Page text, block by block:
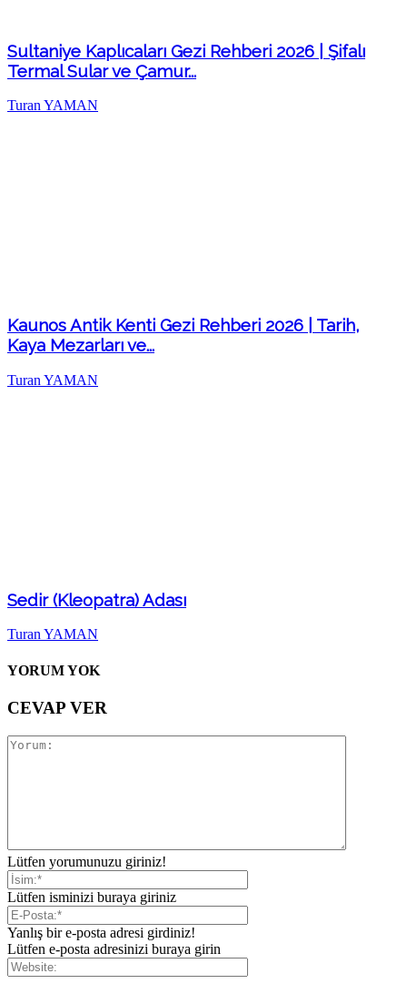
Sultaniye Kaplıcaları Gezi Rehberi 2026 | Şifalı
Termal Sular ve Çamur...
Turan YAMAN
Kaunos Antik Kenti Gezi Rehberi 2026 | Tarih,
Kaya Mezarları ve...
Turan YAMAN
Sedir (Kleopatra) Adası
Turan YAMAN
YORUM YOK
CEVAP VER
Lütfen yorumunuzu giriniz!
Lütfen isminizi buraya giriniz
Yanlış bir e-posta adresi girdiniz!
Lütfen e-posta adresinizi buraya girin